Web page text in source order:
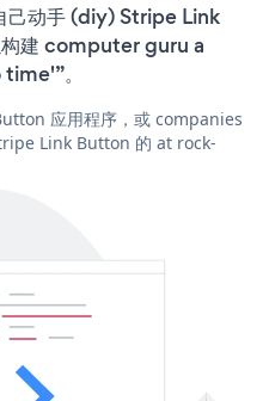
己动手 (diy) Stripe Link
建 computer guru a
。
应用程序，或 companies
Link Button 的 at rock-